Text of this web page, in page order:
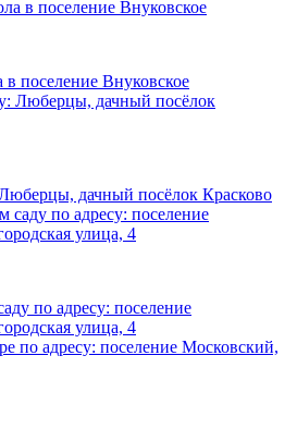
поселение Внуковское
дачный посёлок Красково
по адресу: поселение
улица, 4